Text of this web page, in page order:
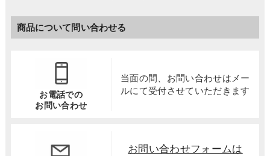
商品について問い合わせる
お電話での
お問い合わせ
当面の間、お問い合わせは メー
ルにて受付させていただきます
お問い合わせフォームは